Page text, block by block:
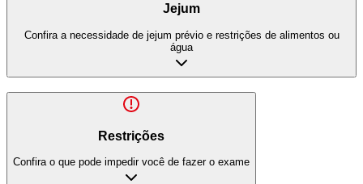
Jejum
Confira a necessidade de jejum prévio e restrições de alimentos ou
água
Restrições
Confira o que pode impedir você de fazer o exame